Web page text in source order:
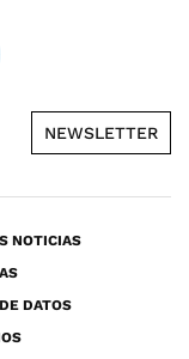
NEWSLETTER
NOTICIAS
DATOS